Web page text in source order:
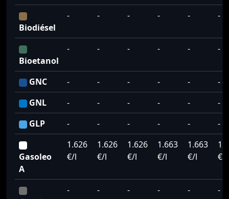
Biodiésel
- - - - - -
Bioetanol
- - - - - -
GNC - - - - -
-
GNL
- - - - -
-
GLP
- - - - - -
Gasoleo
A
1.626
€/l
1.626
€/l
1.626
€/l
1.663
€/l
1.663
€/l
€/l
- - - - - -